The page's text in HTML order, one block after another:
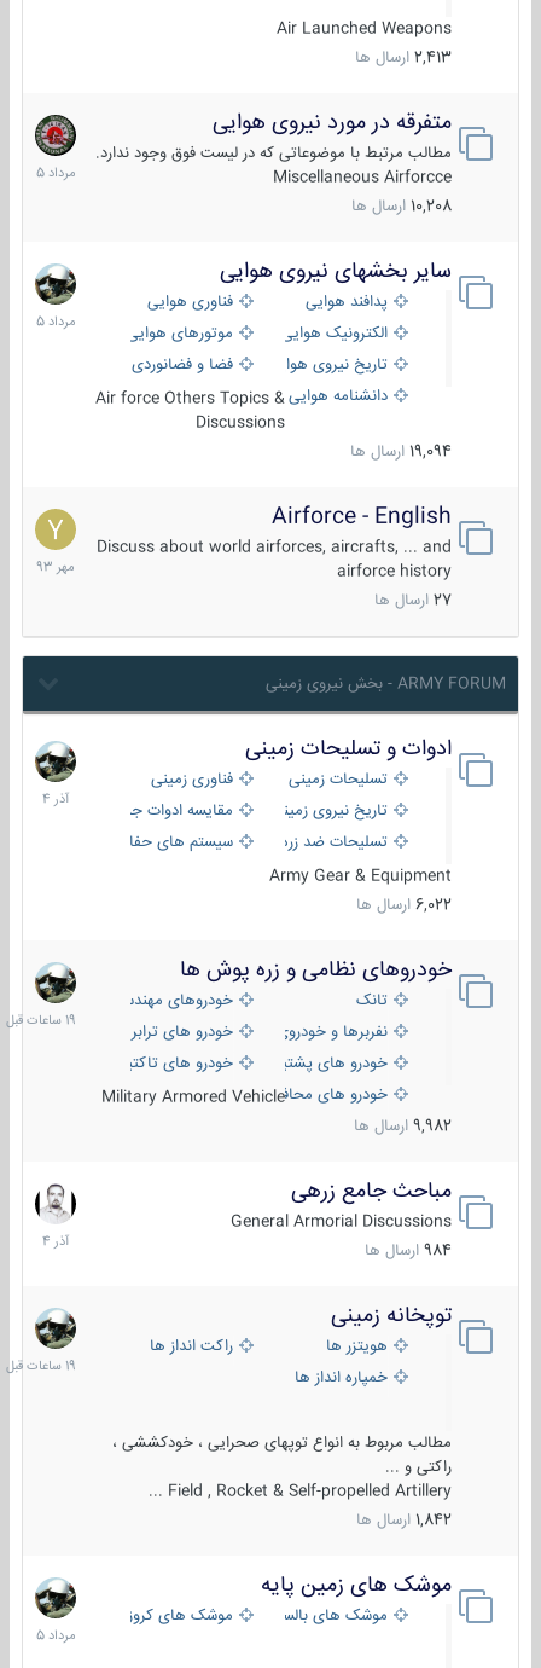
Air Launched Weapons
2,413 ارسال ها
متفرقه در مورد نیروی هوایی
مطالب مرتبط با موضوعاتی که در لیست فوق وجود ندارد.
Miscellaneous Airforcce
10,208 ارسال ها
7
مرداد
1405
سایر بخشهای نیروی هوایی
پدافند هوایی
فناوری هوایی
الکترونیک هوایی
موتورهای هوایی
تاریخ نیروی هوایی
فضا و فضانوردی
دانشنامه هواییAir force Others Topics &
Discussions
19,094 ارسال ها
2
مرداد
1405
Airforce - English
Discuss about world airforces, aircrafts, ... and
airforce history
27 ارسال ها
15
مهر
1393
ARMY FORUM - بخش نیروی زمینی
ادوات و تسلیحات زمینی
تسلیحات زمینی
فناوری زمینی
تاریخ نیروی زمینی
مقایسه ادوات جنگی
تسلیحات ضد زره
سیستم های حفاظت فعال
Army Gear & Equipment
6,022 ارسال ها
21
آذر
1404
خودروهای نظامی و زره پوش ها
تانک
خودروهای مهندسی
نفربرها و خودروی های رزمی پیاده نظام
خودرو های ترابری نظامی
خودرو های پشتیبانی آتش ، شناسایی و ضد تانک
خودرو های تاکتیکی نظامی
خودرو های محافظت شدهMilitary Armored Vehicle
9,982 ارسال ها
19
ساعات
قبل
مباحث جامع زرهی
General Armorial Discussions
984 ارسال ها
7
آذر
1404
توپخانه زمینی
هویتزر ها
راکت انداز ها
خمپاره انداز ها
مطالب مربوط به انواع توپهای صحرایی ، خودکششی ،
راکتی و ...
Field , Rocket & Self-propelled Artillery ...
1,842 ارسال ها
19
ساعات
قبل
موشک های زمین پایه
موشک های بالستیک موشک های کروز
2
مرداد
1405